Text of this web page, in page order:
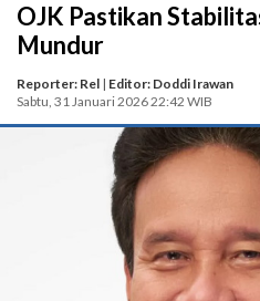
OJK Pastikan
Mundur
Reporter: Rel | Editor: Doddi Irawan
Sabtu, 31 Januari 2026 22:42 WIB